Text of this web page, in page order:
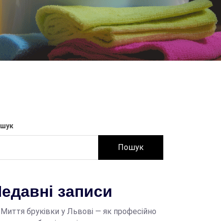
Пошук
записи
Миття бруківки у Львові — як професійно